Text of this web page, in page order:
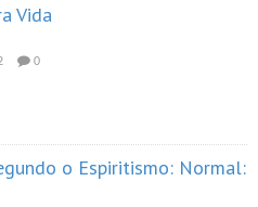
Vida
0
o Espiritismo: Normal: